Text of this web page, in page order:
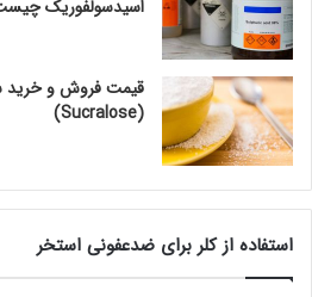
اسیدسولفوریک
قیمت فروش و خرید
(Sucralose)
استفاده از کلر برای ضدعفونی استخر